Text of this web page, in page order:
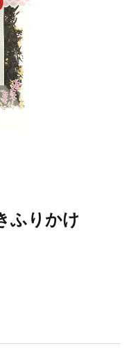
ふりかけ